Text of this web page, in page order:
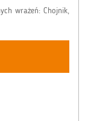
wrażeń: Chojnik,